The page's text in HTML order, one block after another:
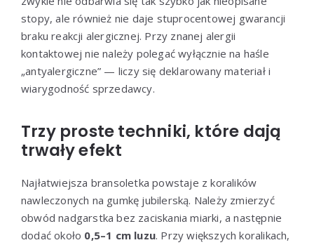
stopy, ale również nie daje stuprocentowej gwarancji
braku reakcji alergicznej. Przy znanej alergii
kontaktowej nie należy polegać wyłącznie na haśle
„antyalergiczne” — liczy się deklarowany materiał i
wiarygodność sprzedawcy.
Trzy proste techniki, które dają
trwały efekt
Najłatwiejsza bransoletka powstaje z koralików
nawleczonych na gumkę jubilerską. Należy zmierzyć
obwód nadgarstka bez zaciskania miarki, a następnie
dodać około 0,5–1 cm luzu. Przy większych koralikach,